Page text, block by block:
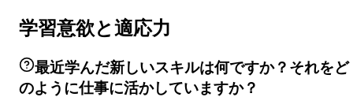
学習意欲と適応力
最近学んだ新しいスキルは何ですか？それをど
のように仕事に活かしていますか？